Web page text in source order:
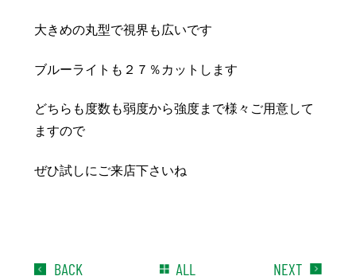
大きめの丸型で視界も広いです
ブルーライトも２７％カットします
どちらも度数も弱度から強度まで様々ご用意して
ますので
ぜひ試しにご来店下さいね
BACK ALL NEXT